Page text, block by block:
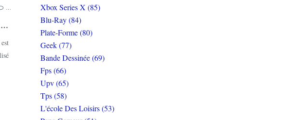
TEST de DREII (sur PC et PS4): Le coop sinon rien...
Xbox Series X (85)
Blu-Ray (84)
Plate-Forme (80)
Geek (77)
Bande Dessinée (69)
Fps (66)
Upv (65)
Tps (58)
L'école Des Loisirs (53)